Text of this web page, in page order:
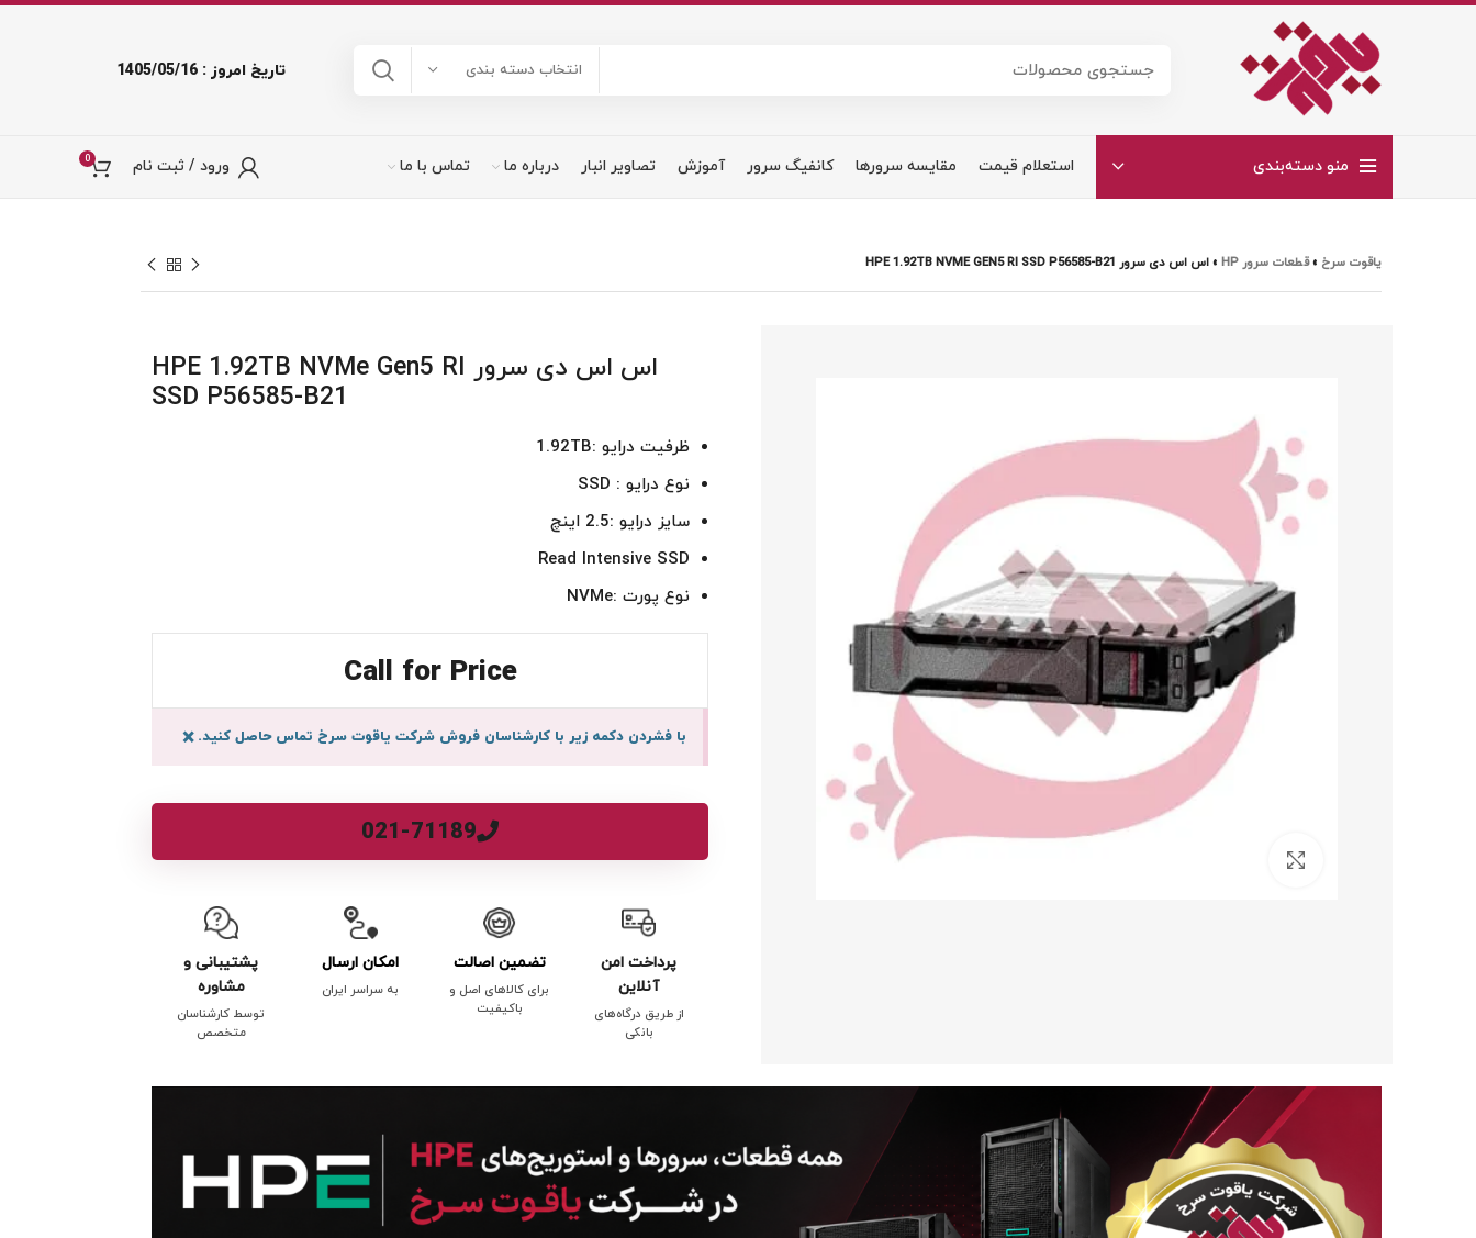
انتخاب دسته بندی تاریخ امروز : 1405/05/16
منو دسته‌بندی استعلام قیمت مقایسه سرورها کانفیگ سرور آموزش تصاویر انبار درباره ما تماس با ما ورود / ثبت نام 0
یاقوت سرخ »قطعات سرور HP »اس اس دی سرور HPE 1.92TB NVME GEN5 RI SSD P56585-B21
اس اس دی سرور HPE 1.92TB NVMe Gen5 RI
SSD P56585-B21
ظرفیت درایو :1.92TB
نوع درایو : SSD
سایز درایو :2.5 اینچ
Read Intensive SSD
نوع پورت :NVMe
Call for Price
با فشردن دکمه زیر با کارشناسان فروش شرکت یاقوت سرخ تماس حاصل کنید.×
021-71189
پرداخت امن
آنلاین
از طریق درگاه‌های
بانکی
تضمین اصالت
برای کالاهای اصل و
باکیفیت
امکان ارسال
به سراسر ایران
پشتیبانی و
مشاوره
توسط کارشناسان
متخصص